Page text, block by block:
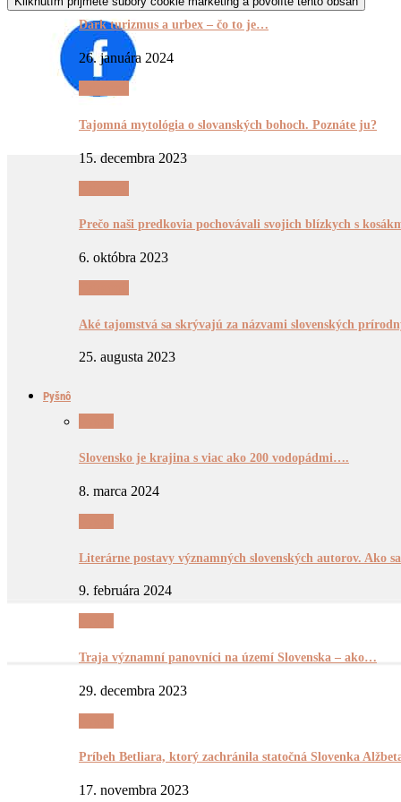
Dark turizmus a urbex – čo to je…
26. januára 2024
Tajomná mytológia o slovanských bohoch. Poznáte ju?
15. decembra 2023
Prečo naši predkovia pochovávali svojich blízkych s
6. októbra 2023
Aké tajomstvá sa skrývajú za názvami slovenských
25. augusta 2023
Pyšnô
Slovensko je krajina s viac ako 200 vodopádmi….
8. marca 2024
Literárne postavy významných slovenských autorov. Ako
9. februára 2024
Traja významní panovníci na území Slovenska – ako…
29. decembra 2023
Príbeh Betliara, ktorý zachránila statočná Slovenka
17. novembra 2023